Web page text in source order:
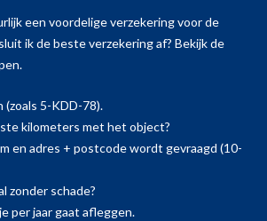
een voordelige verzekering voor de
ik de beste verzekering af? Bekijk de
(zoals 5-KDD-78).
kilometers met het object?
en adres + postcode wordt gevraagd (10-
zonder schade?
per jaar gaat afleggen.